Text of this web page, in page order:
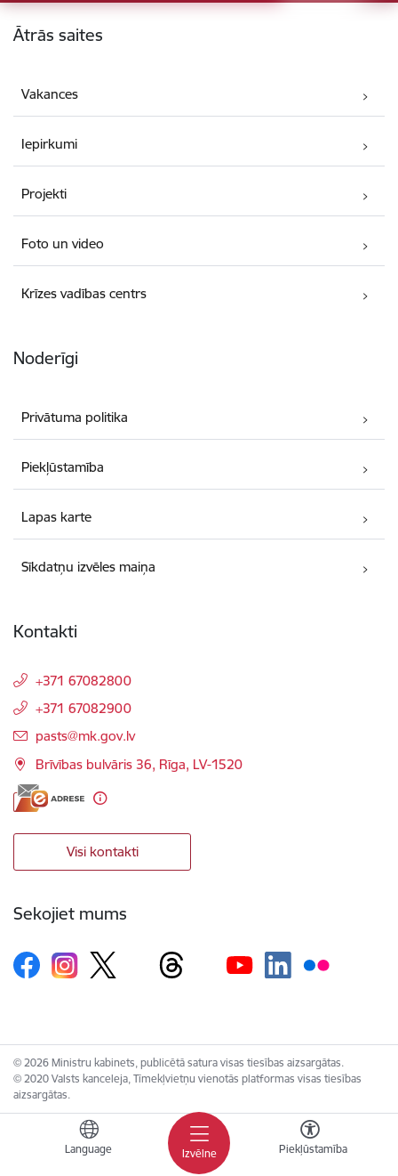
Izvēlne
Language Piekļūstamība
Kājene
Ātrās saites
Vakances
Iepirkumi
Projekti
Foto un video
Krīzes vadības centrs
Noderīgi
Privātuma politika
Piekļūstamība
Lapas karte
Sīkdatņu izvēles maiņa
Kontakti
+371 67082800
+371 67082900
E-pasts:
pasts@mk.gov.lv
Brīvības bulvāris 36, Rīga, LV-1520
Visi kontakti
Sekojiet mums
© 2026 Ministru kabinets, publicētā satura visas tiesības aizsargātas.
© 2020 Valsts kanceleja, Tīmekļvietņu vienotās platformas visas tiesības
aizsargātas.